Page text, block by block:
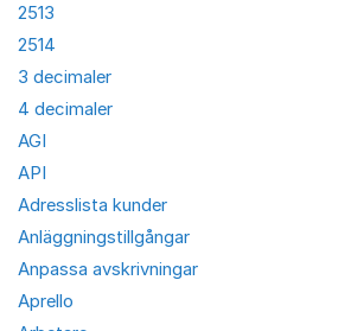
2513
2514
3 decimaler
4 decimaler
AGI
API
Adresslista kunder
Anläggningstillgångar
Anpassa avskrivningar
Aprello